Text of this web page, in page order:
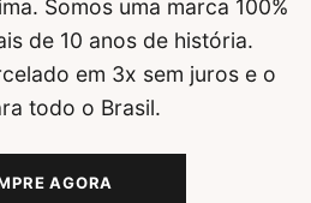
Somos uma marca 100%
de 10 anos de história.
em 3x sem juros e o
todo o Brasil.
AGORA